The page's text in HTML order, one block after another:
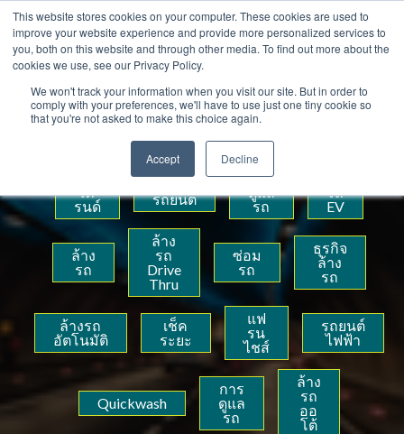
This website stores cookies on your computer. These cookies are used to
improve your website experience and provide more personalized services to
you, both on this website and through other media. To find out more about the
cookies we use, see our Privacy Policy.
We won't track your information when you visit our site. But in order to
comply with your preferences, we'll have to use just one tiny cookie so
that you're not asked to make this choice again.
Accept Decline
E-mail : Quickwashthailand@gmail.com Tel : 092-281-2771
Blog
Post per tag
เท
รนด์
รถยนต์
ดูแล
รถ
รถ
EV
ล้าง
รถ
ล้าง
รถ
Drive
Thru
ซ่อม
รถ
ธุรกิจ
ล้าง
รถ
ล้างรถ
อัตโนมัติ
เช็ค
ระยะ
แฟ
รน
ไชส์
รถยนต์
ไฟฟ้า
Quickwash
การ
ดูแล
รถ
ล้าง
รถ
ออ
โต้